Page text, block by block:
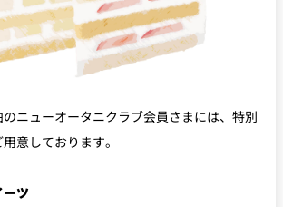
ニューオータニクラブ会員さまには、特別
意しております。
ツ